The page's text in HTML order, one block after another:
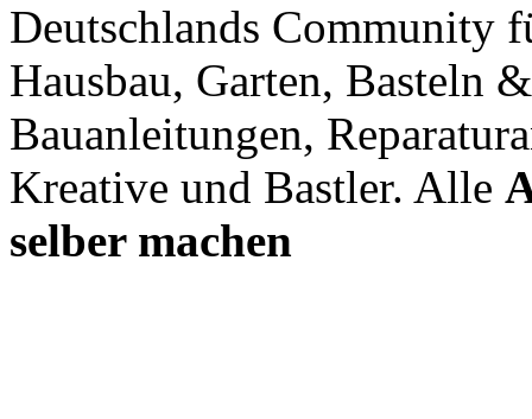
Deutschlands Community
Hausbau, Garten, Basteln
Bauanleitungen,
Kreative und Bastler. Alle
selber machen